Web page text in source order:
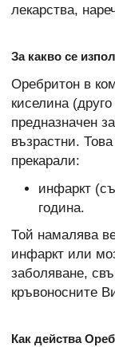
лекарства,
За какво се
Оребритон в
киселина
предназначен
възрастни.
прекарали:
инфаркт
година.
Той намалява
инфаркт или
заболяване,
кръвоносните
Как действа